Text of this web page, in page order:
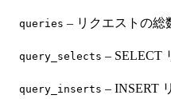
queries – リクエストの総
query_selects – SELECT
query_inserts – INSERT